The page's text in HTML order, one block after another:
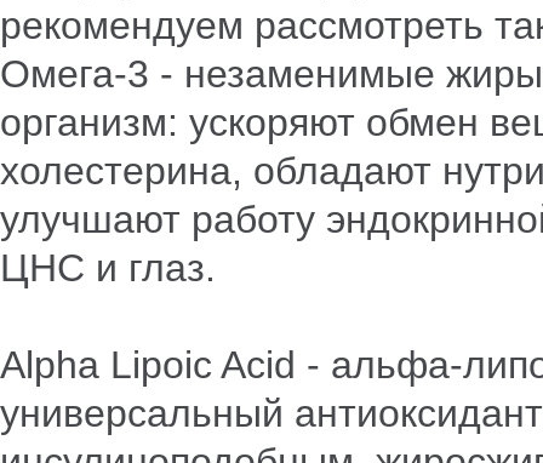
рекомендуем рассмотреть
Омега-3 - незаменимые
организм: ускоряют обмен
холестерина, обладают
улучшают работу
ЦНС и глаз.
Alpha Lipoic Acid - альфа-
универсальный